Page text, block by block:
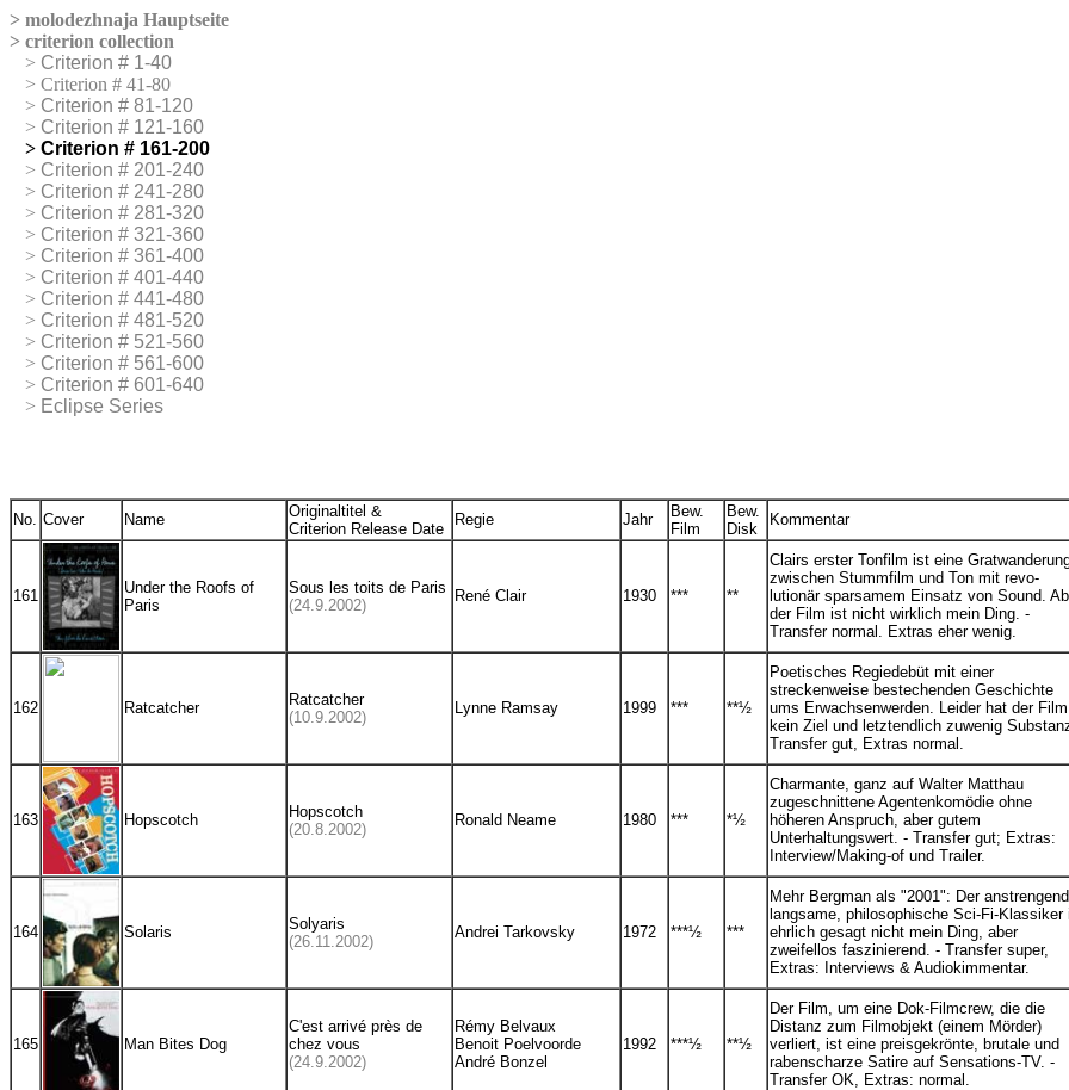
> molodezhnaja Hauptseite
> criterion collection
> Criterion # 1-40
> Criterion # 41-80
> Criterion # 81-120
> Criterion # 121-160
> Criterion # 161-200
> Criterion # 201-240
> Criterion # 241-280
> Criterion # 281-320
> Criterion # 321-360
> Criterion # 361-400
> Criterion # 401-440
> Criterion # 441-480
> Criterion # 481-520
> Criterion # 521-560
> Criterion # 561-600
> Criterion # 601-640
> Eclipse Series
No. Cover Name
Originaltitel &
Criterion Release Date
Regie Jahr
Bew.
Film
Bew.
Disk
Kommentar
161
Under the Roofs of
Paris
Sous les toits de Paris
(24.9.2002)
René Clair 1930 *** **
Clairs erster Tonfilm ist eine
zwischen Stummfilm und Ton mit revo-
lutionär sparsamem Einsatz von Sound.
der Film ist nicht wirklich mein Ding. -
Transfer normal. Extras eher wenig.
162 Ratcatcher
Ratcatcher
(10.9.2002)
Lynne Ramsay 1999 *** **½
Poetisches Regiedebüt mit einer
streckenweise bestechenden Geschichte
ums Erwachsenwerden. Leider hat der Film
kein Ziel und letztendlich zuwenig
Transfer gut, Extras normal.
163 Hopscotch
Hopscotch
(20.8.2002)
Ronald Neame 1980 *** *½
Charmante, ganz auf Walter Matthau
zugeschnittene Agentenkomödie ohne
höheren Anspruch, aber gutem
Unterhaltungswert. - Transfer gut; Extras:
Interview/Making-of und Trailer.
164 Solaris
Solyaris
(26.11.2002)
Andrei Tarkovsky 1972 ***½ ***
Mehr Bergman als "2001": Der anstrengend
langsame, philosophische Sci-Fi-Klassiker
ehrlich gesagt nicht mein Ding, aber
zweifellos faszinierend. - Transfer super,
Extras: Interviews & Audiokimmentar.
165 Man Bites Dog
C'est arrivé près de
chez vous
(24.9.2002)
Rémy Belvaux
Benoit Poelvoorde
André Bonzel
1992 ***½ **½
Der Film, um eine Dok-Filmcrew, die die
Distanz zum Filmobjekt (einem Mörder)
verliert, ist eine preisgekrönte, brutale und
rabenscharze Satire auf Sensations-TV. -
Transfer OK, Extras: normal.